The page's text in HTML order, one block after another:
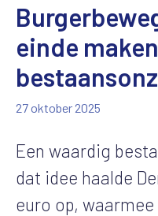
einde
27 oktober 2025
Een waardig
dat idee haalde
euro op,